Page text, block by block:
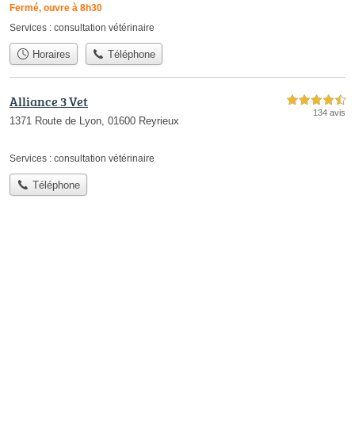
Fermé, ouvre à 8h30
Services : consultation vétérinaire
Horaires Téléphone
Alliance 3 Vet
1371 Route de Lyon, 01600 Reyrieux
4,5 étoiles sur 5
134 avis
Services : consultation vétérinaire
Téléphone